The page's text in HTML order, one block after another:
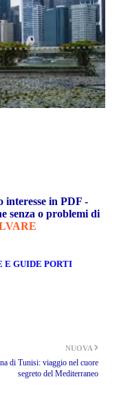
interesse in PDF -
senza o problemi di
E GUIDE PORTI
NUOVA
di Tunisi: viaggio nel cuore
segreto del Mediterraneo